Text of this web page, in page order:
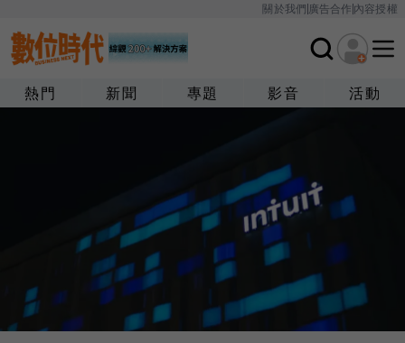
關於我們廣告合作內容授權
熱門 新聞 專題 影音 活動